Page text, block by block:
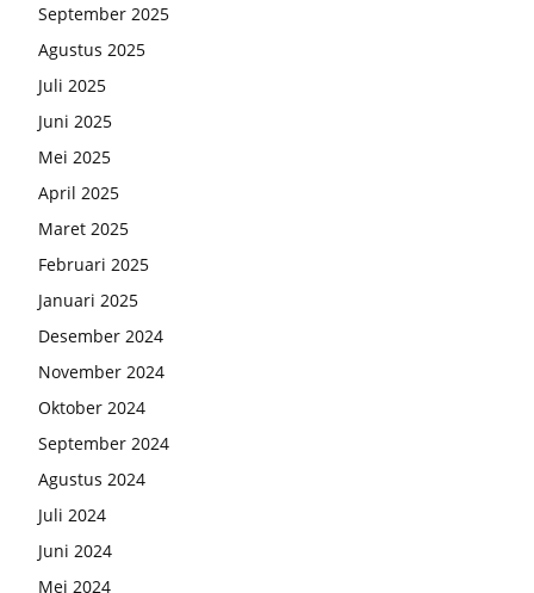
September 2025
Agustus 2025
Juli 2025
Juni 2025
Mei 2025
April 2025
Maret 2025
Februari 2025
Januari 2025
Desember 2024
November 2024
Oktober 2024
September 2024
Agustus 2024
Juli 2024
Juni 2024
Mei 2024